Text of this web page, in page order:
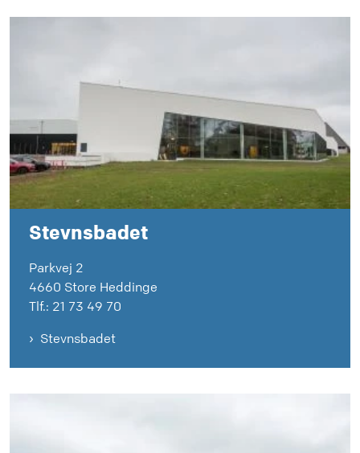
Stevnsbadet
Parkvej 2
4660 Store Heddinge
Tlf.: 21 73 49 70
Stevnsbadet